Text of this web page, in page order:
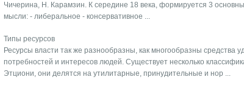
Чичерина, Н. Карамзин. К середине 18 века, формируется 3
мысли: - либеральное - консервативное ...
Типы ресурсов
Ресурсы власти так же разнообразны, как многообразны средства
потребностей и интересов людей. Существует несколько
Этциони, они делятся на утилитарные, принудительные и нор ...